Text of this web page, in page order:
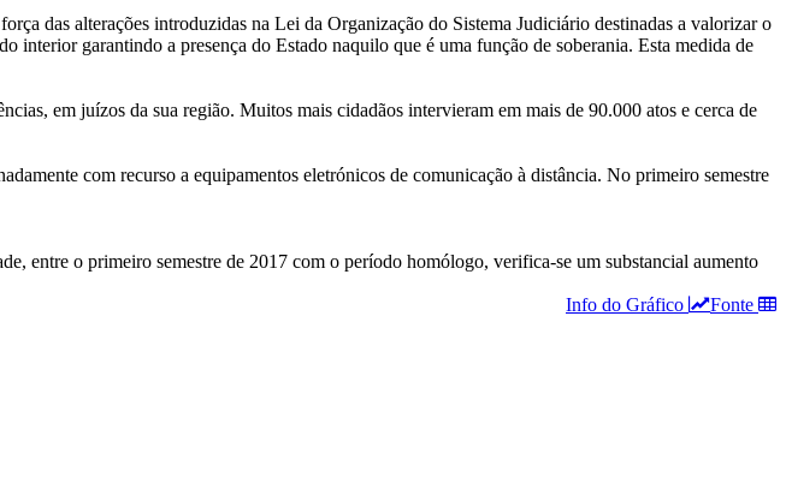
das alterações introduzidas na Lei da Organização do Sistema Judiciário destinadas a valorizar o
interior garantindo a presença do Estado naquilo que é uma função de soberania. Esta medida de
em juízos da sua região. Muitos mais cidadãos intervieram em mais de 90.000 atos e cerca de
com recurso a equipamentos eletrónicos de comunicação à distância. No primeiro semestre
entre o primeiro semestre de 2017 com o período homólogo, verifica-se um substancial aumento
Fonte
Info do Gráfico